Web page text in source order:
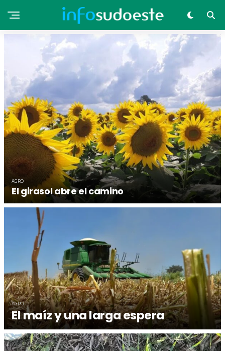
AGRO
El girasol abre el camino
AGRO
El maíz y una larga espera